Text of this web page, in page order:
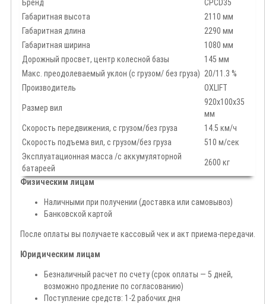
Бренд
CPCD35
Габаритная высота
2110 мм
Габаритная длина
2290 мм
Габаритная ширина
1080 мм
Дорожный просвет, центр колесной базы
145 мм
Макс. преодолеваемый уклон (с грузом/ без груза) 20/11.3 %
Производитель
OXLIFT
Размер вил
920х100х35
мм
Скорость передвижения, с грузом/без груза
14.5 км/ч
Скорость подъема вил, с грузом/без груза
510 м/сек
Эксплуатационная масса /с аккумуляторной
батареей
2600 кг
Физическим лицам
Наличными при получении (доставка или самовывоз)
Банковской картой
После оплаты вы получаете кассовый чек и акт приема-передачи.
Юридическим лицам
Безналичный расчет по счету (срок оплаты — 5 дней,
возможно продление по согласованию)
Поступление средств: 1-2 рабочих дня